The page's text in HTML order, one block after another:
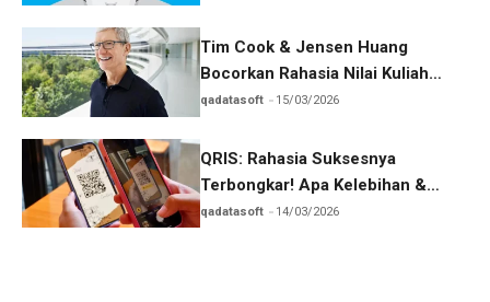
Tim Cook & Jensen Huang
Bocorkan Rahasia Nilai Kuliah
Generasi Z
qadatasoft 15/03/2026
QRIS: Rahasia Suksesnya
Terbongkar! Apa Kelebihan &
Bahayanya?
qadatasoft 14/03/2026